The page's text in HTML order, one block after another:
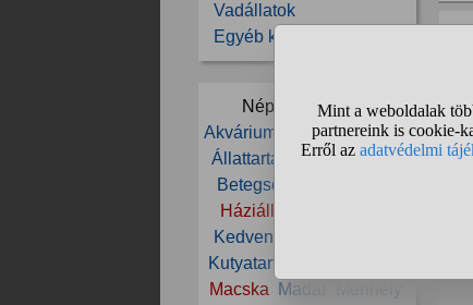
Vadállatok
Egyéb kérdések
Népszerű témák:
Akvárium
Állat Állatorvos
Állattartás
Állatvédelem
Betegség
Háziállat
Kedvenc
Kutyatartás
Macska
Madár